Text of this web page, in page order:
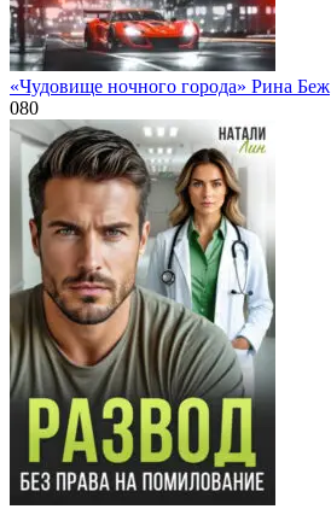
«Чудовище ночного города» Рина Беж
080